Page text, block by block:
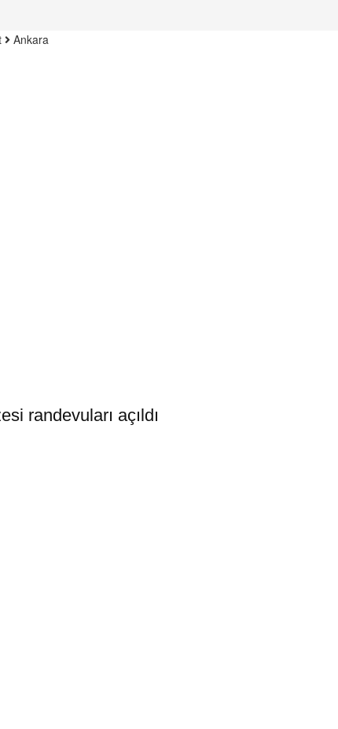
Ankara
randevuları açıldı